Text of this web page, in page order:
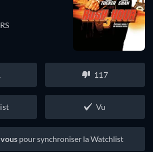
117
Vu
pour synchroniser la Watchlist